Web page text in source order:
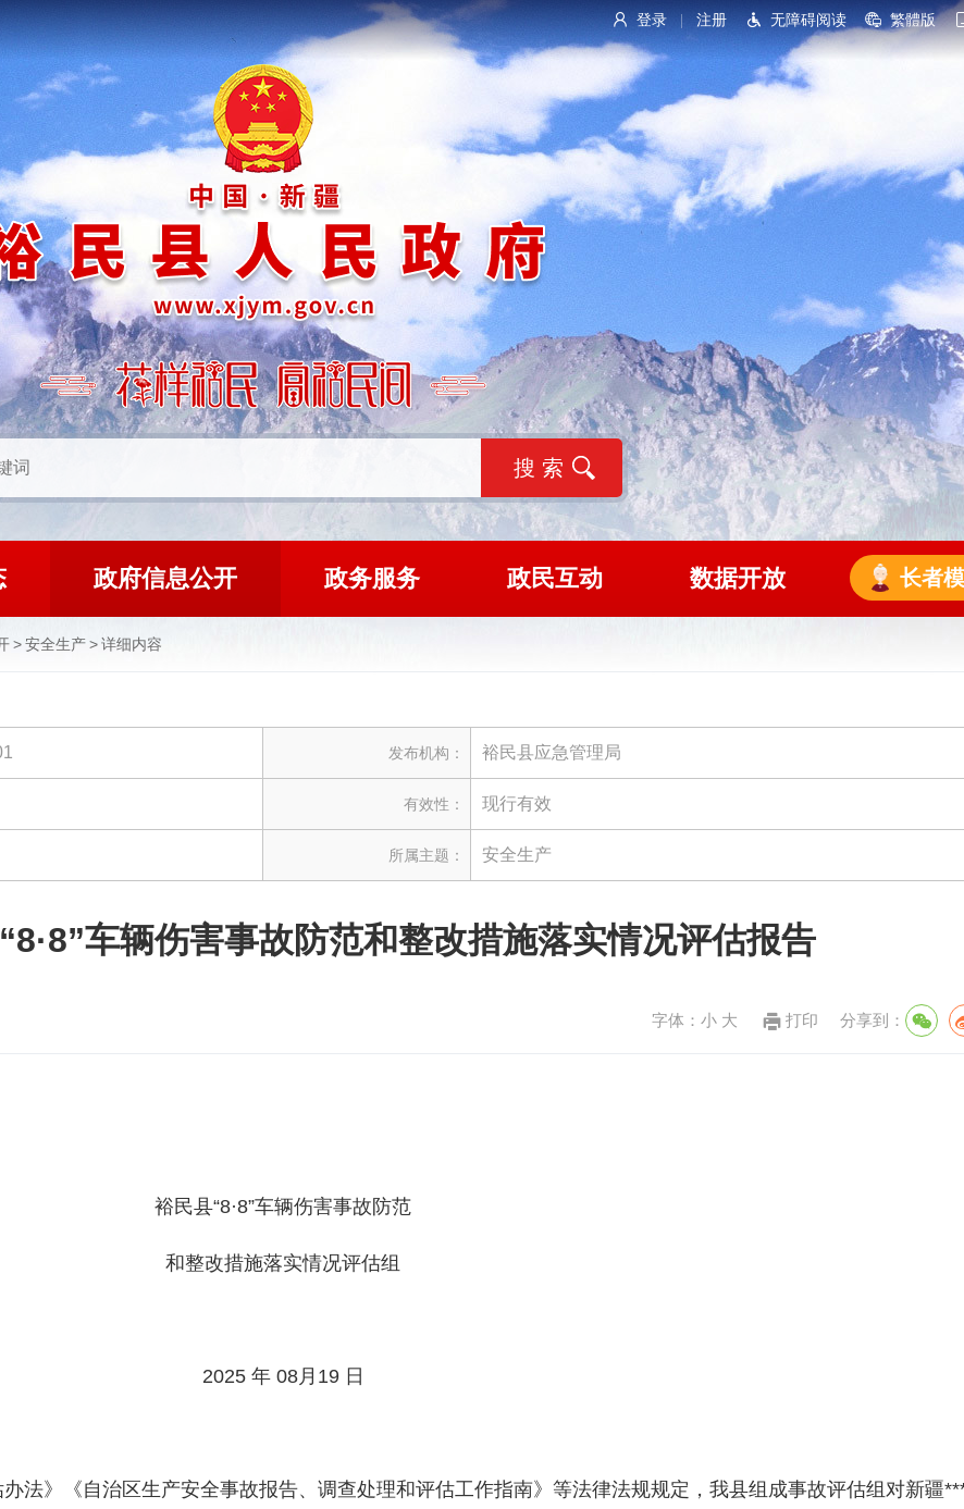
登录 注册 无障碍阅读 繁體版
政府信息公开 政务服务 政民互动 数据开放 长者
>安全生产>详细内容
发布机构： 裕民县应急管理局
有效性： 现行有效
所属主题： 安全生产
车辆伤害事故防范和整改措施落实情况评估报告
字体： 小 大 打印 分享到：
裕民县“8·8”车辆伤害事故防范
和整改措施落实情况评估组
2025 年 08月19 日
法》《自治区生产安全事故报告、调查处理和评估工作指南》等法律法规规定，我县组成事故评估组对新疆